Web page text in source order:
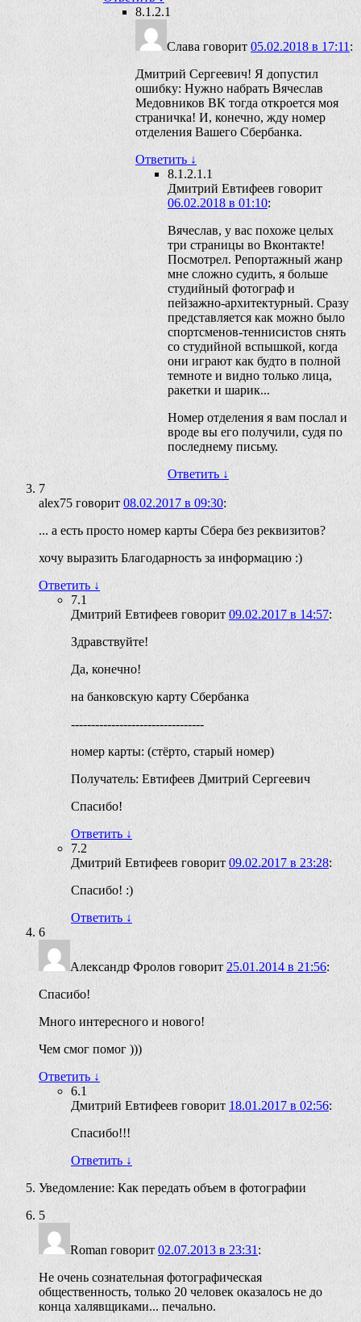
8.1.2.1
Слава говорит 05.02.2018 в 17:11:
Дмитрий Сергеевич! Я допустил
ошибку: Нужно набрать Вячеслав
Медовников ВК тогда откроется моя
страничка! И, конечно, жду номер
отделения Вашего Сбербанка.
Ответить ↓
8.1.2.1.1
Дмитрий Евтифеев говорит
06.02.2018 в 01:10:
Вячеслав, у вас похоже целых
три страницы во Вконтакте!
Посмотрел. Репортажный жанр
мне сложно судить, я больше
студийный фотограф и
пейзажно-архитектурный. Сразу
представляется как можно было
спортсменов-теннисистов снять
со студийной вспышкой, когда
они играют как будто в полной
темноте и видно только лица,
ракетки и шарик...
Номер отделения я вам послал и
вроде вы его получили, судя по
последнему письму.
Ответить ↓
7
alex75 говорит 08.02.2017 в 09:30:
... а есть просто номер карты Сбера без реквизитов?
хочу выразить Благодарность за информацию :)
Ответить ↓
7.1
Дмитрий Евтифеев говорит 09.02.2017 в 14:57:
Здравствуйте!
Да, конечно!
на банковскую карту Сбербанка
---------------------------------
номер карты: (стёрто, старый номер)
Получатель: Евтифеев Дмитрий Сергеевич
Спасибо!
Ответить ↓
7.2
Дмитрий Евтифеев говорит 09.02.2017 в 23:28:
Спасибо! :)
Ответить ↓
6
Александр Фролов говорит 25.01.2014 в 21:56:
Спасибо!
Много интересного и нового!
Чем смог помог )))
Ответить ↓
6.1
Дмитрий Евтифеев говорит 18.01.2017 в 02:56:
Спасибо!!!
Ответить ↓
Уведомление: Как передать объем в фотографии
5
Roman говорит 02.07.2013 в 23:31:
Не очень сознательная фотографическая
общественность, только 20 человек оказалось не до
конца халявщиками... печально.